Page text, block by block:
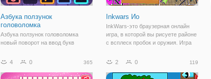
Азбука ползунок
головоломка
Азбука ползунок головоломка
новый поворот на ввод букв
Начните с "А" в верхнем левом
блоков вверх, вниз, влево и
Inkwars Ио
InkWars-это браузерная онлайн
игра, в которой вы рисуете районе
с всплеск пробок и оружия. Игра
Многопользовательская игра с
Краска всей площади с заданным
4 0 365 2 0 119